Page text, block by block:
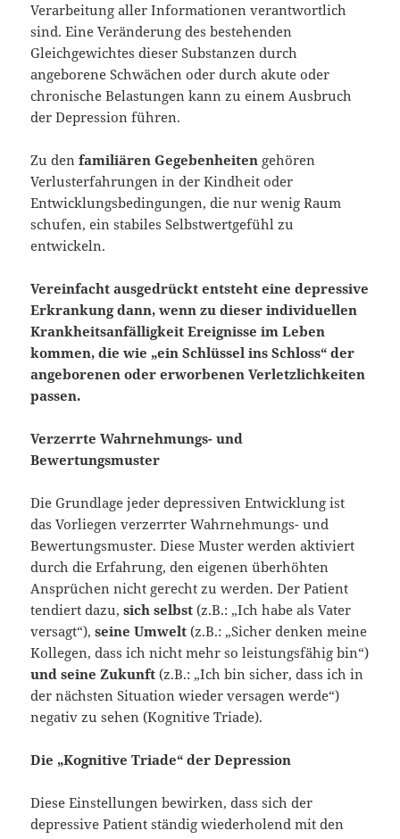
Verarbeitung aller Informationen verantwortlich
sind. Eine Veränderung des bestehenden
Gleichgewichtes dieser Substanzen durch
angeborene Schwächen oder durch akute oder
chronische Belastungen kann zu einem Ausbruch
der Depression führen.
Zu den familiären Gegebenheiten gehören
Verlusterfahrungen in der Kindheit oder
Entwicklungsbedingungen, die nur wenig Raum
schufen, ein stabiles Selbstwertgefühl zu
entwickeln.
Vereinfacht ausgedrückt entsteht eine depressive
Erkrankung dann, wenn zu dieser individuellen
Krankheitsanfälligkeit Ereignisse im Leben
kommen, die wie „ein Schlüssel ins Schloss“ der
angeborenen oder erworbenen Verletzlichkeiten
passen.
Verzerrte Wahrnehmungs- und
Bewertungsmuster
Die Grundlage jeder depressiven Entwicklung ist
das Vorliegen verzerrter Wahrnehmungs- und
Bewertungsmuster. Diese Muster werden aktiviert
durch die Erfahrung, den eigenen überhöhten
Ansprüchen nicht gerecht zu werden. Der Patient
tendiert dazu,sich selbst (z.B.: „Ich habe als Vater
versagt“),seine Umwelt (z.B.: „Sicher denken meine
Kollegen, dass ich nicht mehr so leistungsfähig bin“)
und seine Zukunft (z.B.: „Ich bin sicher, dass ich in
der nächsten Situation wieder versagen werde“)
negativ zu sehen (Kognitive Triade).
Die „Kognitive Triade“ der Depression
Diese Einstellungen bewirken, dass sich der
depressive Patient ständig wiederholend mit den